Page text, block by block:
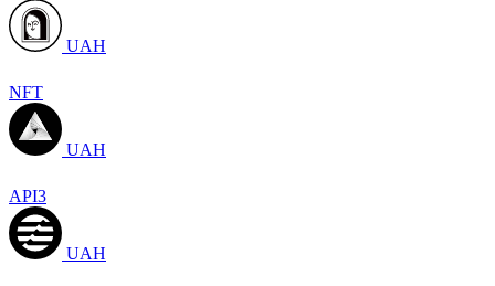
UAH
NFT
UAH
API3
UAH